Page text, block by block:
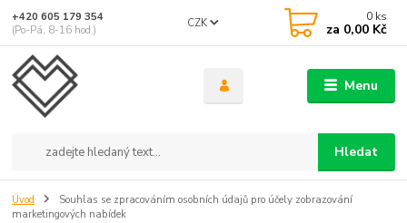
Menu
CZK
Hledat
+420 605 179 354
(Po-Pá, 8-16 hod.)
0 ks
za 0,00 Kč
Úvod
Souhlas se zpracováním osobních údajů pro účely zobrazování
marketingových nabídek